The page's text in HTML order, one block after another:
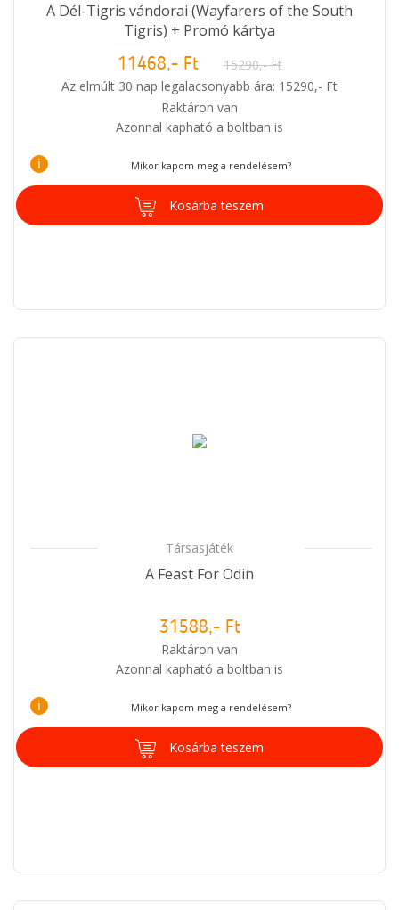
A Dél-Tigris vándorai (Wayfarers of the South
Tigris) + Promó kártya
11468,- Ft
15290,- Ft
Az elmúlt 30 nap legalacsonyabb ára: 15290,- Ft
Raktáron van
Azonnal kapható a boltban is
i Mikor kapom meg a rendelésem?
Kosárba teszem
Társasjáték
A Feast For Odin
31588,- Ft
Raktáron van
Azonnal kapható a boltban is
i Mikor kapom meg a rendelésem?
Kosárba teszem